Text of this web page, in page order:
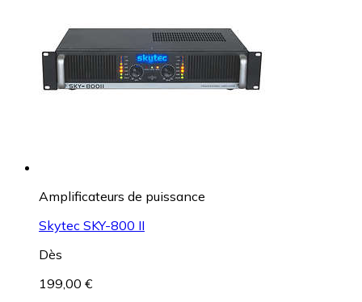
Amplificateurs de puissance
Skytec SKY-800 II
Dès
199,00 €